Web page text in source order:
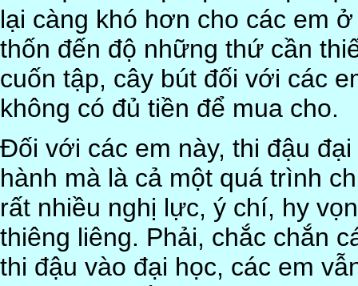
lại càng khó hơn cho các em
thốn đến độ những thứ cần
cuốn tập, cây bút đối với các
không có đủ tiền để mua cho.
Đối với các em này, thi đậu
hành mà là cả một quá trình
rất nhiều nghị lực, ý chí, hy
thiêng liêng. Phải, chắc chắn
thi đậu vào đại học, các em